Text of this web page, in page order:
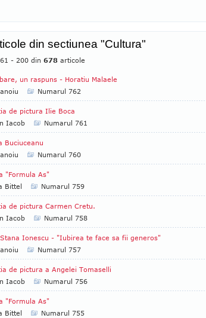
din sectiunea "Cultura"
- 200 din 678 articole
un raspuns - Horatiu Malaele
Numarul 762
de pictura Ilie Boca
Iacob
Numarul 761
Buciuceanu
Numarul 760
"Formula As"
Bittel
Numarul 759
de pictura Carmen Cretu.
Iacob
Numarul 758
Ionescu - "Iubirea te face sa fii generos"
Numarul 757
de pictura a Angelei Tomaselli
Iacob
Numarul 756
"Formula As"
Bittel
Numarul 755